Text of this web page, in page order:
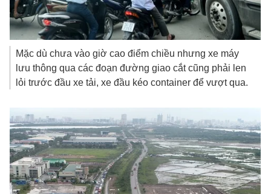
Mặc dù chưa vào giờ cao điểm chiều nhưng xe máy
lưu thông qua các đoạn đường giao cắt cũng phải len
lỏi trước đầu xe tải, xe đầu kéo container để vượt qua.